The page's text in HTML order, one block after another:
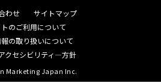
責任）
ウエア商品が乙の保有する動
、全て正常に動作することを
わせ
サイトマップ
のご利用について
の取り扱いについて
クセシビリティ―方針
Marketing Japan Inc.